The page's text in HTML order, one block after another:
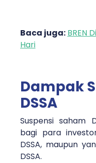
Baca juga: BREN
Hari
Dampak
DSSA
Suspensi saham
bagi para
DSSA, maupun
DSSA.